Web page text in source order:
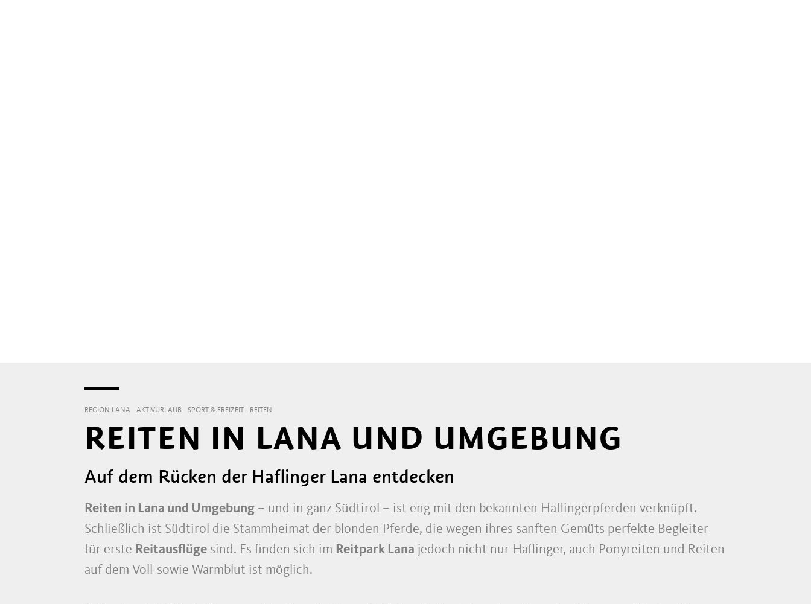
REGION LANA AKTIVURLAUB SPORT & FREIZEIT REITEN
REITEN IN LANA UND UMGEBUNG
Auf dem Rücken der Haflinger Lana entdecken
Reiten in Lana und Umgebung – und in ganz Südtirol – ist eng mit den bekannten Haflingerpferden verknüpft.
Schließlich ist Südtirol die Stammheimat der blonden Pferde, die wegen ihres sanften Gemüts perfekte Begleiter
für erste Reitausflüge sind. Es finden sich im Reitpark Lana jedoch nicht nur Haflinger, auch Ponyreiten und Reiten
auf dem Voll-sowie Warmblut ist möglich.